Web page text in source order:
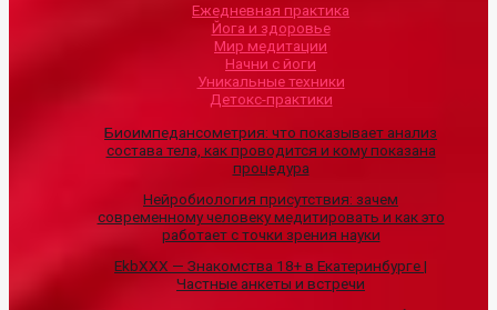
Ежедневная практика
Йога и здоровье
Мир медитации
Начни с йоги
Уникальные техники
Детокс-практики
Биоимпедансометрия: что показывает анализ
состава тела, как проводится и кому показана
процедура
Нейробиология присутствия: зачем
современному человеку медитировать и как это
работает с точки зрения науки
EkbXXX — Знакомства 18+ в Екатеринбурге |
Частные анкеты и встречи